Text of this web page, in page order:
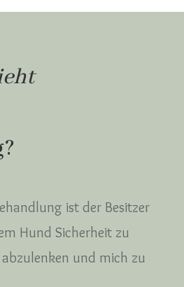
ist der Besitzer
Hund Sicherheit zu
und mich zu